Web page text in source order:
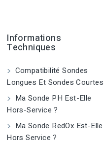
Informations
Techniques
Compatibilité Sondes
Longues Et Sondes Courtes
Ma Sonde PH Est-Elle
Hors-Service ?
Ma Sonde RedOx Est-Elle
Hors Service ?